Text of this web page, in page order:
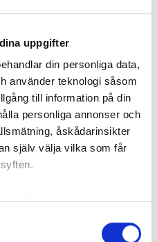
uppgifter
din personliga data,
använder teknologi såsom
till information på din
personliga annonser och
åskådarinsikter
själv välja vilka som får
på upp till flera meter
sex hyresfria månader. Då